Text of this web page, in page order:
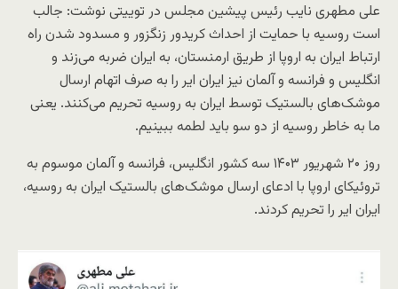
علی مطهری نایب رئیس پیشین مجلس در توییتی نوشت: جالب
است روسیه با حمایت از احداث کریدور زنگزور و مسدود شدن راه
ارتباط ایران به اروپا از طریق ارمنستان، به ایران ضربه می‌زند و
انگلیس و فرانسه و آلمان نیز ایران ایر را به صرف اتهام ارسال
موشک‌های بالستیک توسط ایران به روسیه تحریم می‌کنند. یعنی
ما به خاطر روسیه از دو سو باید لطمه ببینیم.
روز ۲۰ شهریور ۱۴۰۳ سه کشور انگلیس، فرانسه و آلمان موسوم به
تروئیکای اروپا با ادعای ارسال موشک‌های بالستیک ایران به روسیه،
ایران ایر را تحریم کردند.